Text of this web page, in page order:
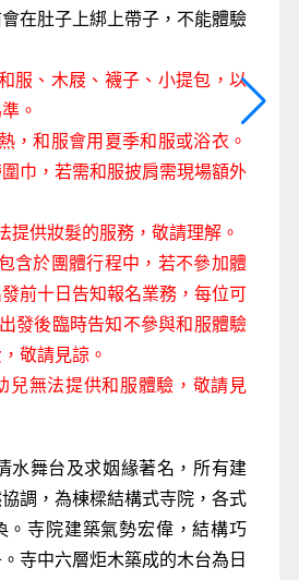
在肚子上綁上帶子，不能體驗
服、木屐、襪子、小提包，以
。
，和服會用夏季和服或浴衣。
巾，若需和服披肩需現場額外
提供妝髮的服務，敬請理解。
含於團體行程中，若不參加體
前十日告知報名業務，每位可
發後臨時告知不參與和服體驗
敬請見諒。
兒無法提供和服體驗，敬請見
水舞台及求姻緣著名，所有建
調，為棟樑結構式寺院，各式
。寺院建築氣勢宏偉，結構巧
寺中六層炬木築成的木台為日